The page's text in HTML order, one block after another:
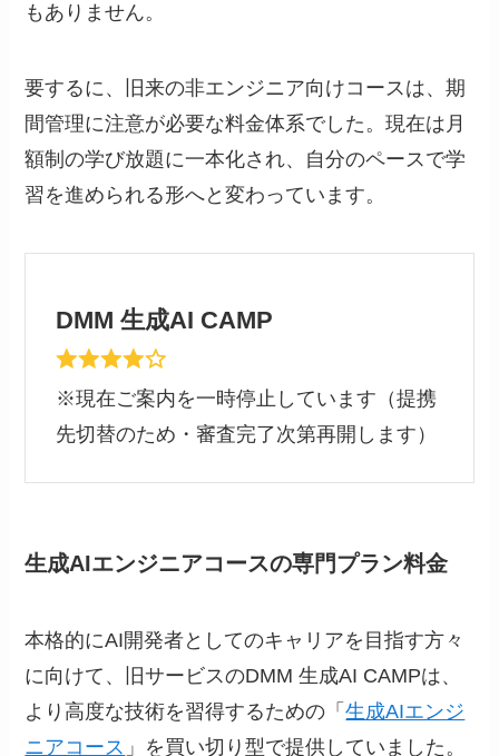
もありません。
要するに、旧来の非エンジニア向けコースは、期
間管理に注意が必要な料金体系でした。現在は月
額制の学び放題に一本化され、自分のペースで学
習を進められる形へと変わっています。
DMM 生成AI CAMP
※現在ご案内を一時停止しています（提携
先切替のため・審査完了次第再開します）
生成AIエンジニアコースの専門プラン料金
本格的にAI開発者としてのキャリアを目指す方々
に向けて、旧サービスのDMM 生成AI CAMPは、
より高度な技術を習得するための「生成AIエンジ
ニアコース 」を買い切り型で提供していました。